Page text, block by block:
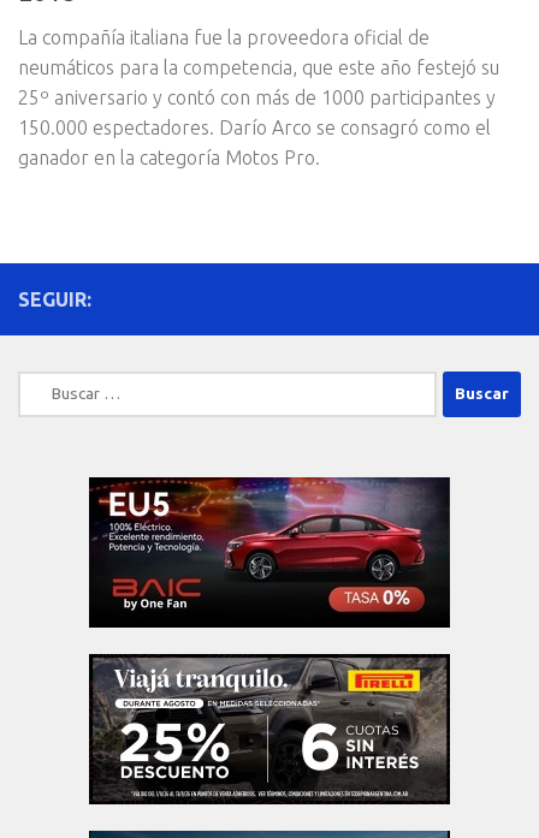
La compañía italiana fue la proveedora oficial de
neumáticos para la competencia, que este año festejó su
25º aniversario y contó con más de 1000 participantes y
150.000 espectadores. Darío Arco se consagró como el
ganador en la categoría Motos Pro.
SEGUIR:
Buscar: